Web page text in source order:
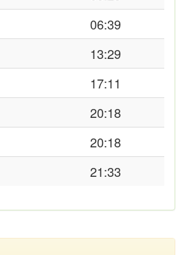
06:39
13:29
17:11
20:18
20:18
21:33